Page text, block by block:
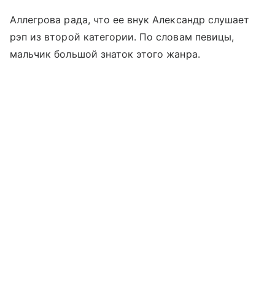
Аллегрова рада, что ее внук Александр слушает
рэп из второй категории. По словам певицы,
мальчик большой знаток этого жанра.